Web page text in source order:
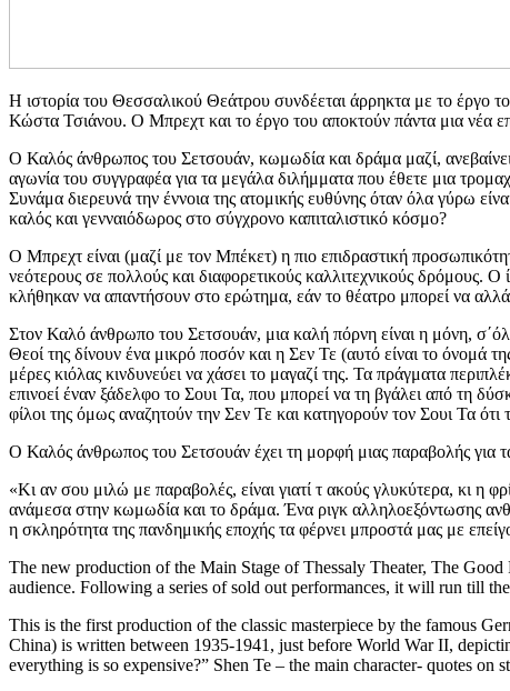
Η ιστορία του Θεσσαλικού Θεάτρου συνδέεται άρρηκτα με το
Κώστα Τσιάνου. Ο Μπρεχτ και το έργο του αποκτούν πάντα μια νέα
Ο Καλός άνθρωπος του Σετσουάν, κωμωδία και δράμα μαζί,
αγωνία του συγγραφέα για τα μεγάλα διλήμματα που έθετε μια
Συνάμα διερευνά την έννοια της ατομικής ευθύνης όταν όλα γύρω
καλός και γενναιόδωρος στο σύγχρονο καπιταλιστικό κόσμο?
Ο Μπρεχτ είναι (μαζί με τον Μπέκετ) η πιο επιδραστική
νεότερους σε πολλούς και διαφορετικούς καλλιτεχνικούς δρόμους.
κλήθηκαν να απαντήσουν στο ερώτημα, εάν το θέατρο μπορεί να
Στον Καλό άνθρωπο του Σετσουάν, μια καλή πόρνη είναι η μόνη,
Θεοί της δίνουν ένα μικρό ποσόν και η Σεν Τε (αυτό είναι το όνομά
μέρες κιόλας κινδυνεύει να χάσει το μαγαζί της. Τα πράγματα
επινοεί έναν ξάδελφο το Σουι Τα, που μπορεί να τη βγάλει από τη
φίλοι της όμως αναζητούν την Σεν Τε και κατηγορούν τον Σουι Τα
Ο Καλός άνθρωπος του Σετσουάν έχει τη μορφή μιας παραβολής για
«Κι αν σου μιλώ με παραβολές, είναι γιατί τ ακούς γλυκύτερα, κι η
ανάμεσα στην κωμωδία και το δράμα. Ένα ριγκ αλληλοεξόντωσης
η σκληρότητα της πανδημικής εποχής τα φέρνει μπροστά μας με
The new production of the Main Stage of Thessaly Theater, The
audience. Following a series of sold out performances, it will run till
This is the first production of the classic masterpiece by the famous
China) is written between 1935-1941, just before World War II,
everything is so expensive?” Shen Te – the main character- quotes on